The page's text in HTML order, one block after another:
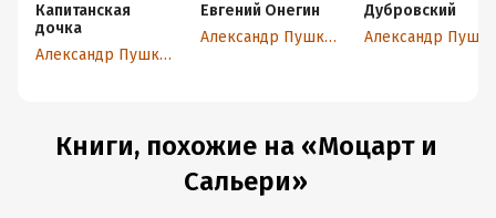
Капитанская
дочка
Александр Пушкин
Евгений Онегин
Александр Пушкин
Дубровский
Книги, похожие на «Моцарт и
Сальери»